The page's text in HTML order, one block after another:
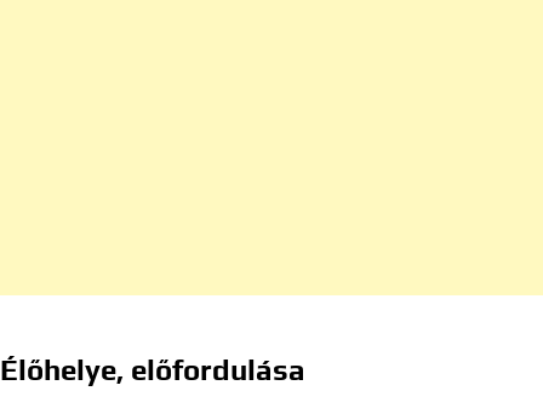
Élőhelye, előfordulása